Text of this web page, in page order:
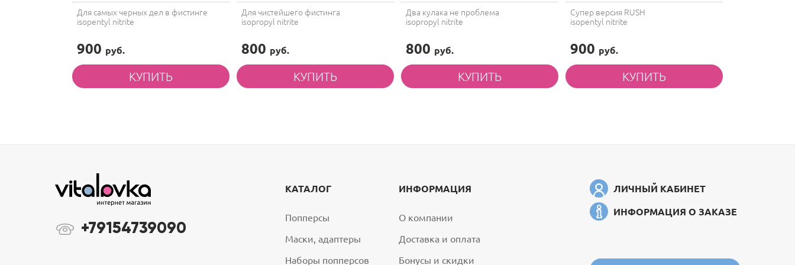
7 из 10
Fist IT Extra Thick Special
Edition 500ml
Fist IT Extra Thick
3 900 руб.
3 310 руб.
9 из 10
Для самых черных дел в фистинге
isopentyl nitrite
900 руб.
Для чистейшего фистинга
isopropyl nitrite
800 руб.
Два кулака не проблема
isopropyl nitrite
800 руб.
Супер версия RUSH
isopentyl nitrite
900 руб.
+79154739090
КАТАЛОГ
Попперсы
Маски, адаптеры
Наборы попперсов
ИНФОРМАЦИЯ
О компании
Доставка и оплата
Бонусы и скидки
ЛИЧНЫЙ КАБИНЕТ
ИНФОРМАЦИЯ О ЗАКАЗЕ